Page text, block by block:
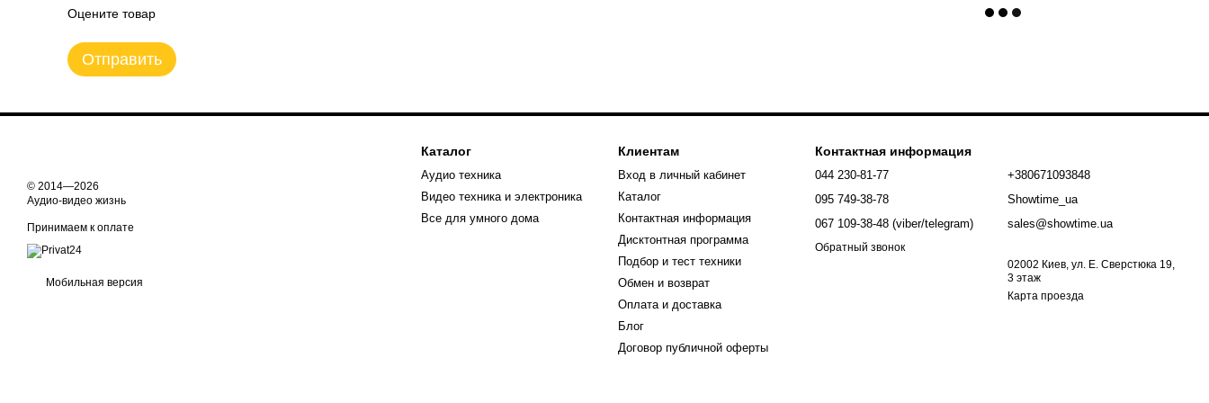
Оцените товар
Отправить
© 2014—2026
Аудио-видео жизнь
Принимаем к оплате
Мобильная версия
Каталог
Аудио техника
Видео техника и электроника
Все для умного дома
Клиентам
Вход в личный кабинет
Каталог
Контактная информация
Дисктонтная программа
Подбор и тест техники
Обмен и возврат
Оплата и доставка
Блог
Договор публичной оферты
Контактная информация
044 230-81-77
095 749-38-78
067 109-38-48 (viber/telegram)
Обратный звонок
+380671093848
Showtime_ua
sales@showtime.ua
02002 Киев, ул. Е. Сверстюка 19,
3 этаж
Карта проезда